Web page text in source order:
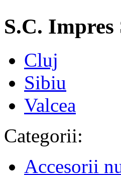
S.C.
Cluj
Sibiu
Valcea
Categorii:
Accesorii